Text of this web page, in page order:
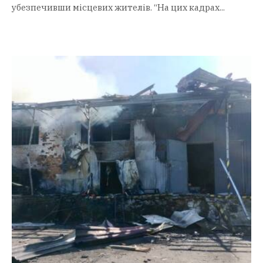
убезпечивши місцевих жителів. “На цих кадрах...